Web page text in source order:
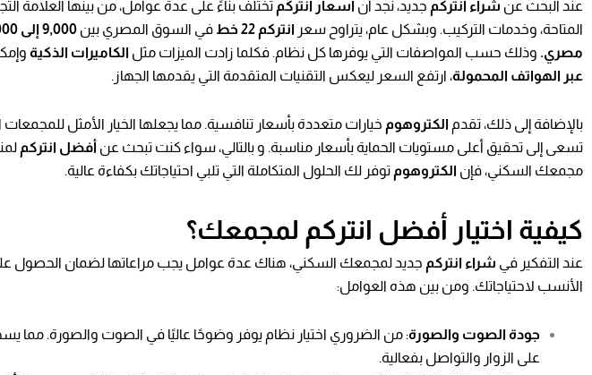
عند البحث عن شراء انتركم جديد، نجد أن أسعار انتركم تختلف بناءً على عدة عوامل، من بينها العلامة
المتاحة، وخدمات التركيب. وبشكل عام، يتراوح سعر انتركم 22 خط في السوق المصري بين
مصري. وذلك حسب المواصفات التي يوفرها كل نظام. فكلما زادت الميزات مثل الكاميرات الذكية
عبر الهواتف المحمولة، ارتفع السعر ليعكس التقنيات المتقدمة التي يقدمها الجهاز.
بالإضافة إلى ذلك، تقدم الكتروهوم خيارات متعددة بأسعار تنافسية. مما يجعلها الخيار الأمثل للمجمعات
تسعى إلى تحقيق أعلى مستويات الحماية بأسعار مناسبة. و بالتالي، سواء كنت تبحث عن أفضل انتركم
مجمعك السكني، فإن الكتروهوم توفر لك الحلول المتكاملة التي تلبي احتياجاتك بكفاءة عالية.
كيفية اختيار أفضل انتركم لمجمعك؟
عند التفكير في شراء انتركم جديد لمجمعك السكني، هناك عدة عوامل يجب مراعاتها لضمان الحصول
الأنسب لاحتياجاتك. ومن بين هذه العوامل:
جودة الصوت والصورة: من الضروري اختيار نظام يوفر وضوحًا عاليًا في الصوت والصورة. مما
على الزوار والتواصل بفعالية.